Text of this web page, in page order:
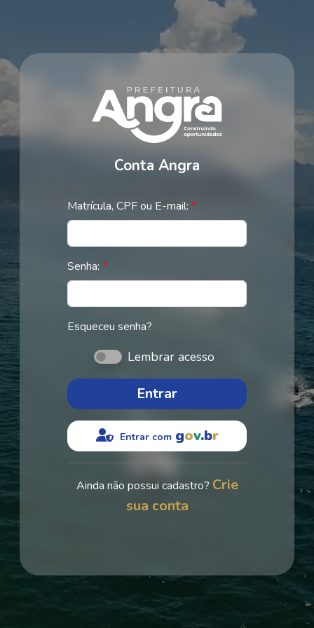
Conta Angra
Matrícula, CPF ou E-mail: *
Senha: *
Esqueceu senha?
Lembrar acesso
Entrar
Entrar com gov.br
Ainda não possui cadastro? Crie
sua conta